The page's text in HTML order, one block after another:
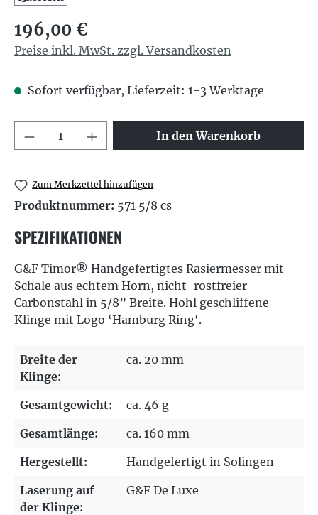
Regulärer Preis:
196,00 €
Preise inkl. MwSt. zzgl. Versandkosten
Sofort verfügbar, Lieferzeit: 1-3 Werktage
Produkt Anzahl: Gib denIn den Warenkorb
Zum Merkzettel hinzufügen
Produktnummer: 571 5/8 cs
SPEZIFIKATIONEN
G&F Timor® Handgefertigtes Rasiermesser mit
Schale aus echtem Horn, nicht-rostfreier
Carbonstahl in 5/8” Breite. Hohl geschliffene
Klinge mit Logo ‘Hamburg Ring‘.
Breite der
Klinge:
ca. 20 mm
Gesamtgewicht:
ca. 46 g
Gesamtlänge:
ca. 160 mm
Hergestellt:
Handgefertigt in Solingen
Laserung auf
der Klinge:
G&F De Luxe